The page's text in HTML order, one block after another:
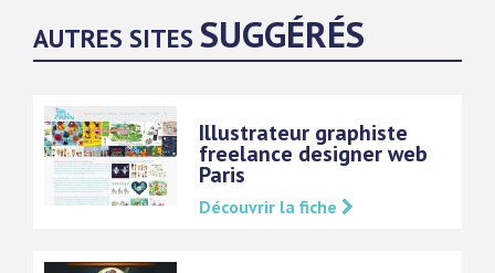
AUTRES SITES SUGGÉRÉS
Illustrateur graphiste
freelance designer web
Paris
Découvrir la fiche